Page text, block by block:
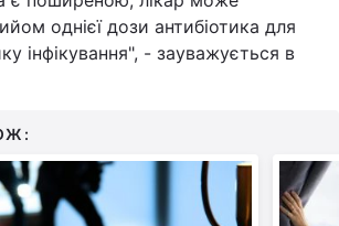
однієї дози антибіотика для
інфікування", - зауважується в